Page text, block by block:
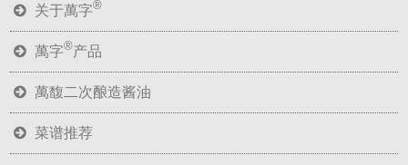
关于萬字®
萬字®产品
萬馥二次酿造酱油
菜谱推荐